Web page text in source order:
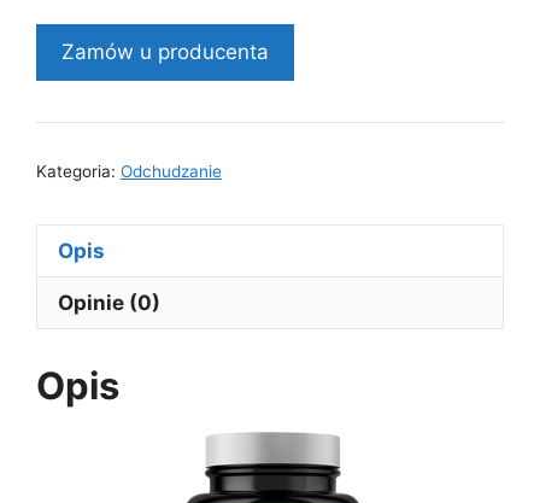
Zamów u producenta
Kategoria: Odchudzanie
Opis
Opinie (0)
Opis